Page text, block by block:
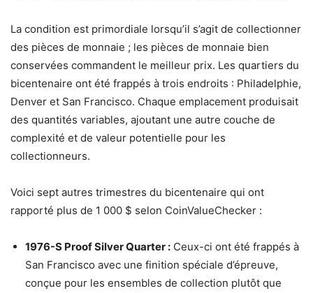
La condition est primordiale lorsqu’il s’agit de collectionner
des pièces de monnaie ; les pièces de monnaie bien
conservées commandent le meilleur prix. Les quartiers du
bicentenaire ont été frappés à trois endroits : Philadelphie,
Denver et San Francisco. Chaque emplacement produisait
des quantités variables, ajoutant une autre couche de
complexité et de valeur potentielle pour les
collectionneurs.
Voici sept autres trimestres du bicentenaire qui ont
rapporté plus de 1 000 $ selon CoinValueChecker :
1976-S Proof Silver Quarter : Ceux-ci ont été frappés à
San Francisco avec une finition spéciale d’épreuve,
conçue pour les ensembles de collection plutôt que